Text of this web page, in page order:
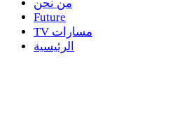
من نحن
Future
TV مسارات
الرئيسية